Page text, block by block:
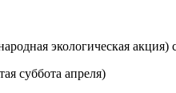
экологическая акция)
суббота апреля)